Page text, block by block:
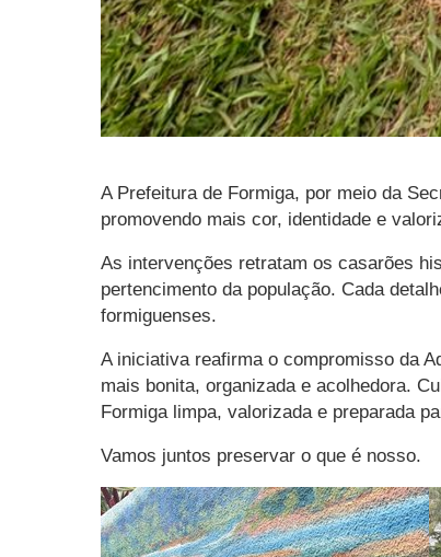
A Prefeitura de Formiga, por meio da
promovendo mais cor, identidade e
As intervenções retratam os casarões
pertencimento da população. Cada
formiguenses.
A iniciativa reafirma o compromisso da
mais bonita, organizada e acolhedora.
Formiga limpa, valorizada e preparada
Vamos juntos preservar o que é nosso.